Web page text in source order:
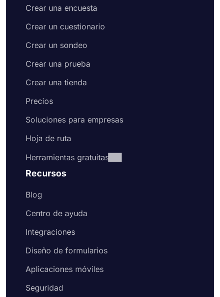
Crear una encuesta
Crear un cuestionario
Crear un sondeo
Crear una prueba
Crear una tienda
Precios
Soluciones para empresas
Hoja de ruta
Herramientas gratuitas
Recursos
Blog
Centro de ayuda
Integraciones
Diseño de formularios
Aplicaciones móviles
Seguridad